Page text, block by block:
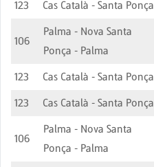
123
Cas Català - Santa Ponça
106
Palma - Nova Santa
Ponça - Palma
123 Cas Català - Santa Ponça
123
Cas Català - Santa Ponça
106
Palma - Nova Santa
Ponça - Palma